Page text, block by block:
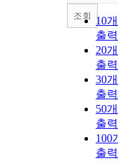
10
출력
20
출력
30
출력
50
출력
100
출력
조회